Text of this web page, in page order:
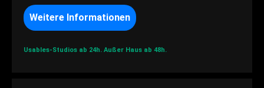
Weitere Informationen
Usables-Studios ab 24h. Außer Haus ab 48h.